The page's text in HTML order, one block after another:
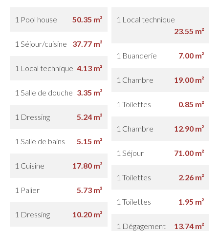
1 Pool house 50.35 m²
1 Local technique
23.55 m²
1 Séjour/cuisine
37.77 m²
1 Buanderie
7.00 m²
1 Local technique 4.13 m²
1 Chambre
19.00 m²
1 Salle de douche 3.35 m²
1 Toilettes
0.85 m²
1 Dressing
5.24 m²
1 Chambre
12.90 m²
1 Salle de bains
5.15 m²
1 Séjour
71.00 m²
1 Cuisine
17.80 m²
1 Toilettes
2.26 m²
1 Palier
5.73 m²
1 Toilettes
1.95 m²
1 Dressing
10.20 m²
1 Dégagement
13.74 m²